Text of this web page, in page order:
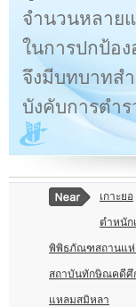
จำนวนหลาย
ในการปกป้อ
จึงมีบทบาทส
บังคับการตำ
เกาะยอ
ตำหนัก
พิพิธภัณฑสถานแห่
สถาบันทักษิณคดีศึ
แหลมสมิหลา